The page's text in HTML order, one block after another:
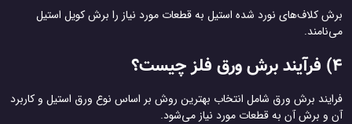
برش کلاف‌های نورد شده استیل به قطعات مورد نیاز را برش کویل استیل
می‌نامند.
4) فرآیند برش ورق فلز چیست؟
فرایند برش ورق شامل انتخاب بهترین روش بر اساس نوع ورق استیل و کاربرد
آن و برش آن به قطعات مورد نیاز می‌شود.